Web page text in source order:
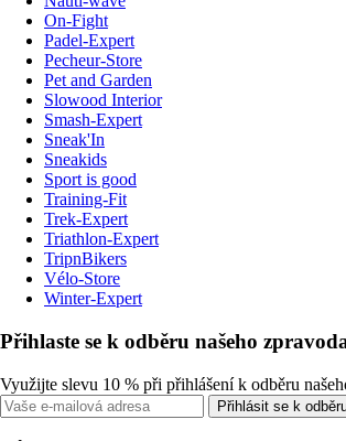
On-Fight
Padel-Expert
Pecheur-Store
Pet and Garden
Slowood Interior
Smash-Expert
Sneak'In
Sneakids
Sport is good
Training-Fit
Trek-Expert
Triathlon-Expert
TripnBikers
Vélo-Store
Winter-Expert
Přihlaste se k odběru našeho
Využijte slevu 10 % při přihlášení k odběru
Přihlásit se k